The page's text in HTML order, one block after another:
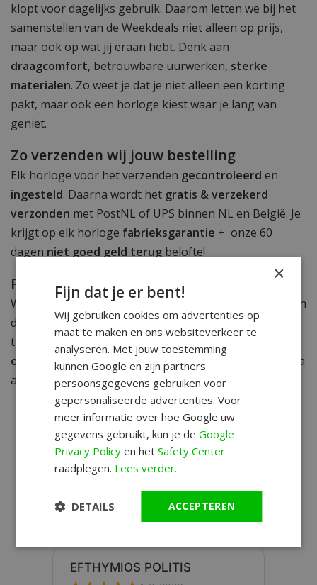
klopt voor dagelijks gebruik. Daarom letten we bij het
samenstellen van de Weekdeals niet alleen op prijs,
maar ook op wat jij eraan hebt. Denk aan
draagcomfort, betrouwbare uurwerken, sterke
materialen. Zo weet je dat je niet alleen een korting
pakt, maar ook een horloge kiest waar je lang van
geniet.
Zo verzenden wij jouw bestelling
Elk horloge voor het verzenden gecontroleerd en
ingesteld. Daarna wordt het gratis & verzekerd
verzonden met PostNL of UPS binnen NL en België. Je
krijgt op elk horloge fabrieksgarantie + onze 60
dagen niet goed geld terug belofte!
Pak jouw voordeel zolang het kan
Wil je profiteren van een scherpe aanbieding, check dan
de Weekdeals en kies je favoriet. Veel horloges zijn
tijdelijk afgeprijsd en bij sommige modellen geldt echt
op is op . Zo haal je een topmodel in huis voor een extra
aantrekkelijke prijs, zolang de voorraad strekt.
Gratisverzending •60dagen
retourtermijn
×
Fijn dat je er bent!
Wij gebruiken cookies om advertenties op
maat te maken en ons websiteverkeer te
analyseren. Met jouw toestemming
kunnen Google en zijn partners
persoonsgegevens gebruiken voor
gepersonaliseerde advertenties. Voor
meer informatie over hoe Google uw
gegevens gebruikt, kun je deGoogle
Privacy Policy en hetSafety Center
raadplegen. Lees verder.
ACCEPTEREN
DETAILS